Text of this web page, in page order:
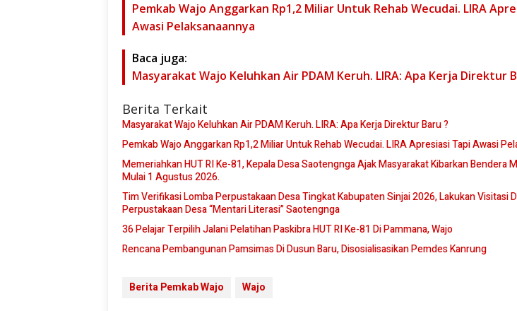
Pemkab Wajo Anggarkan Rp1,2 Miliar Untuk Rehab Wecudai. LIRA
Awasi Pelaksanaannya
Baca juga:
Masyarakat Wajo Keluhkan Air PDAM Keruh. LIRA: Apa Kerja Direktur
Berita Terkait
Masyarakat Wajo Keluhkan Air PDAM Keruh. LIRA: Apa Kerja Direktur Baru ?
Pemkab Wajo Anggarkan Rp1,2 Miliar Untuk Rehab Wecudai. LIRA Apresiasi Tapi Awasi
Memeriahkan HUT RI Ke-81, Kepala Desa Saotengnga Ajak Masyarakat Kibarkan Bendera
Mulai 1 Agustus 2026.
Tim Verifikasi Lomba Perpustakaan Desa Tingkat Kabupaten Sinjai 2026, Lakukan Visitasi
Perpustakaan Desa “Mentari Literasi” Saotengnga
36 Pelajar Terpilih Jalani Pelatihan Paskibra HUT RI Ke-81 Di Pammana, Wajo
Rencana Pembangunan Pamsimas Di Dusun Baru, Disosialisasikan Pemdes Kanrung
Berita Pemkab Wajo Wajo